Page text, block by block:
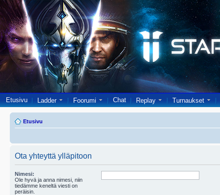
Etusivu Ladder Foorumi Chat Replay Turnaukset
Etusivu
Ota yhteyttä ylläpitoon
Nimesi:
Ole hyvä ja anna nimesi, niin
tiedämme keneltä viesti on
peräisin.